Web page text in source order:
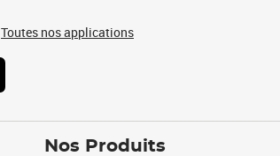
Toutes nos applications
Nos Produits